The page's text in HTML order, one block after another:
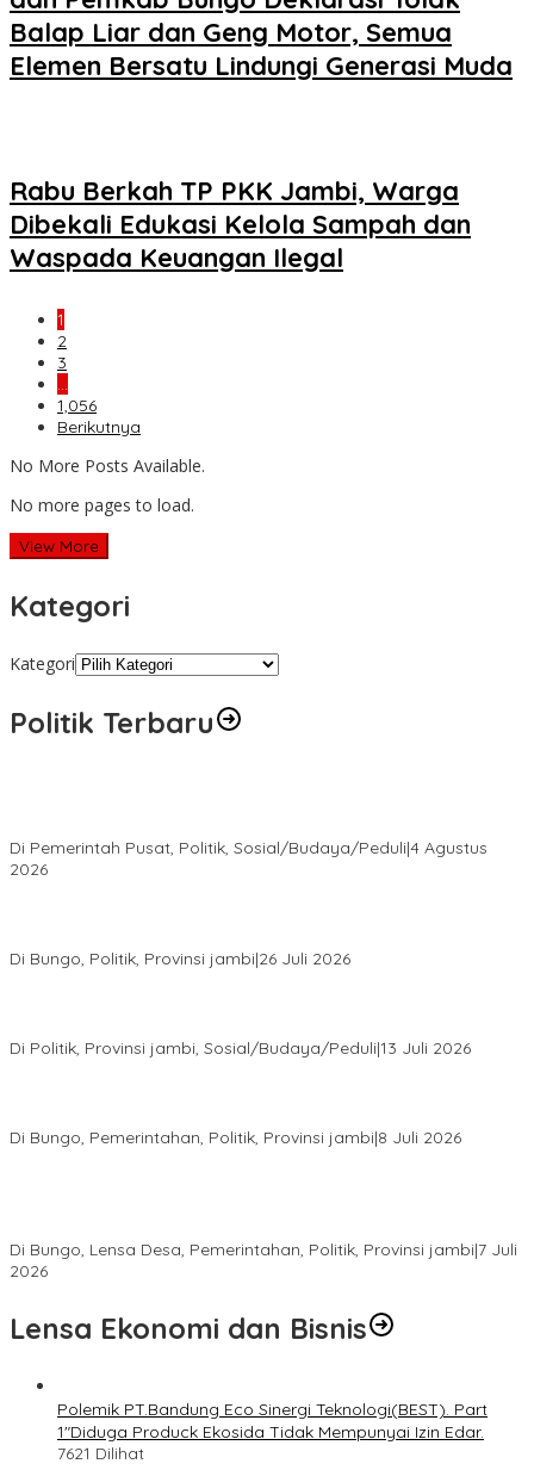
Balap Liar dan Geng Motor, Semua
Elemen Bersatu Lindungi Generasi Muda
Rabu Berkah TP PKK Jambi, Warga
Dibekali Edukasi Kelola Sampah dan
Waspada Keuangan Ilegal
1
2
3
…
1,056
Berikutnya
No More Posts Available.
No more pages to load.
View More
Kategori
Kategori
Politik Terbaru
Di Pemerintah Pusat, Politik, Sosial/Budaya/Peduli|4 Agustus
2026
Di Bungo, Politik, Provinsi jambi|26 Juli 2026
Di Politik, Provinsi jambi, Sosial/Budaya/Peduli|13 Juli 2026
Di Bungo, Pemerintahan, Politik, Provinsi jambi|8 Juli 2026
Di Bungo, Lensa Desa, Pemerintahan, Politik, Provinsi jambi|7 Juli
2026
Lensa Ekonomi dan Bisnis
Polemik PT.Bandung Eco Sinergi Teknologi(BEST). Part
1″Diduga Produck Ekosida Tidak Mempunyai Izin Edar.
7621 Dilihat